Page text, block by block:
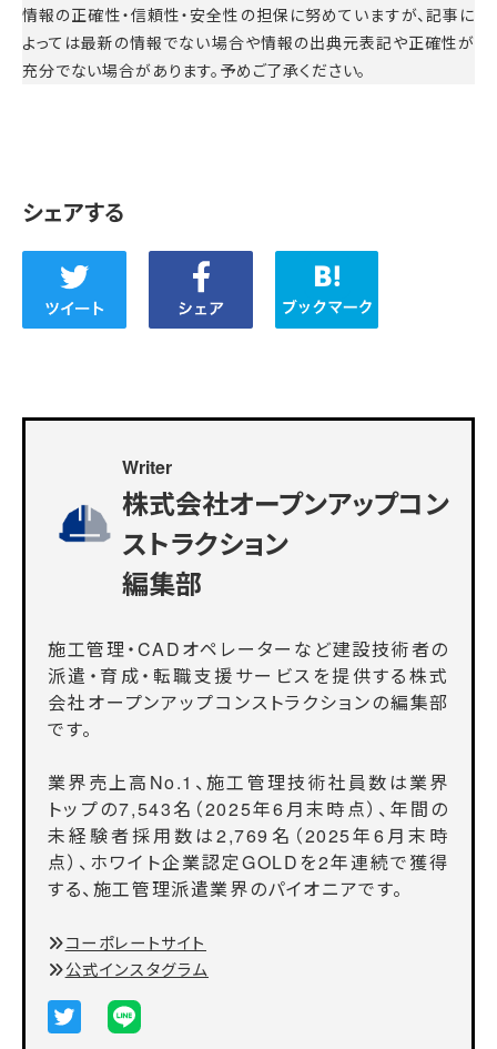
情報の正確性・信頼性・安全性の担保に努めていますが、記事に
よっては最新の情報でない場合や情報の出典元表記や正確性が
充分でない場合があります。予めご了承ください。
シェアする
Writer
株式会社オープンアップコン
ストラクション
編集部
施工管理・CADオペレーターなど建設技術者の
派遣・育成・転職支援サービスを提供する株式
会社オープンアップコンストラクションの編集部
です。
業界売上高No.1、施工管理技術社員数は業界
トップの7,543名（2025年6月末時点）、年間の
未経験者採用数は2,769名（2025年6月末時
点）、ホワイト企業認定GOLDを2年連続で獲得
する、施工管理派遣業界のパイオニアです。
コーポレートサイト
公式インスタグラム